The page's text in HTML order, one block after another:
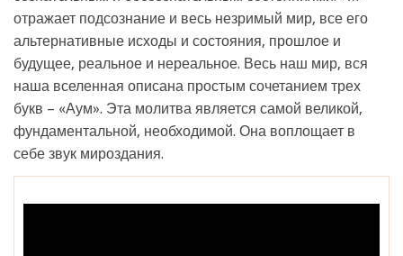
отражает подсознание и весь незримый мир, все его
альтернативные исходы и состояния, прошлое и
будущее, реальное и нереальное. Весь наш мир, вся
наша вселенная описана простым сочетанием трех
букв – «Аум». Эта молитва является самой великой,
фундаментальной, необходимой. Она воплощает в
себе звук мироздания.